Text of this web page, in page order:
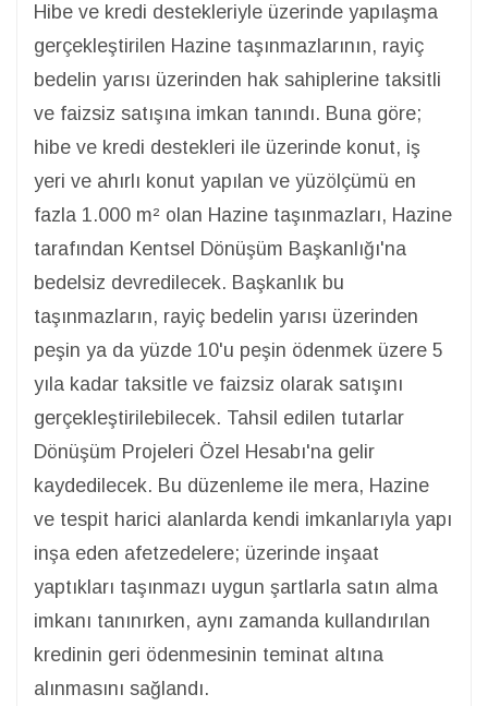
Hibe ve kredi destekleriyle üzerinde yapılaşma
gerçekleştirilen Hazine taşınmazlarının, rayiç
bedelin yarısı üzerinden hak sahiplerine taksitli
ve faizsiz satışına imkan tanındı. Buna göre;
hibe ve kredi destekleri ile üzerinde konut, iş
yeri ve ahırlı konut yapılan ve yüzölçümü en
fazla 1.000 m² olan Hazine taşınmazları, Hazine
tarafından Kentsel Dönüşüm Başkanlığı'na
bedelsiz devredilecek. Başkanlık bu
taşınmazların, rayiç bedelin yarısı üzerinden
peşin ya da yüzde 10'u peşin ödenmek üzere 5
yıla kadar taksitle ve faizsiz olarak satışını
gerçekleştirilebilecek. Tahsil edilen tutarlar
Dönüşüm Projeleri Özel Hesabı'na gelir
kaydedilecek. Bu düzenleme ile mera, Hazine
ve tespit harici alanlarda kendi imkanlarıyla yapı
inşa eden afetzedelere; üzerinde inşaat
yaptıkları taşınmazı uygun şartlarla satın alma
imkanı tanınırken, aynı zamanda kullandırılan
kredinin geri ödenmesinin teminat altına
alınmasını sağlandı.